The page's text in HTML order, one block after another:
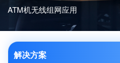
ATM机无线组网应用
解决方案